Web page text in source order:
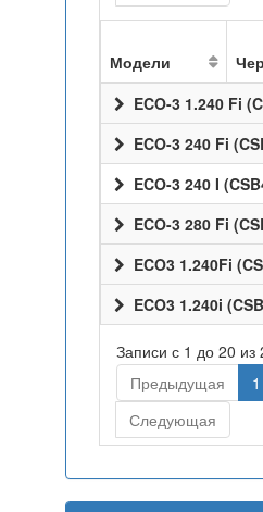
Модели
ECO-3 1.240 Fi
ECO-3 240 Fi
ECO-3 240 I
ECO-3 280 Fi
ECO3 1.240Fi
ECO3 1.240i
Записи с 1 до 20 из
Предыдущая
1
Следующая